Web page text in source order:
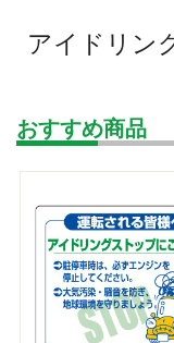
アイドリン
おすすめ商品